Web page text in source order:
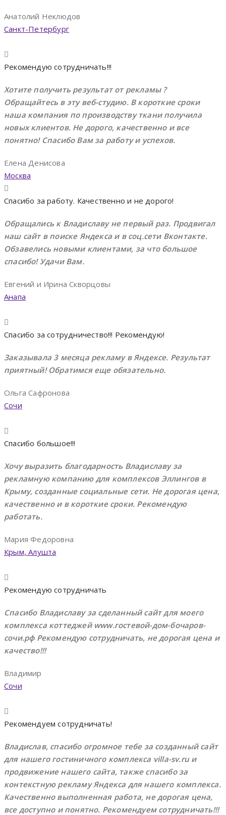
Анатолий Неклюдов
Санкт-Петербург
Рекомендую сотрудничать!!!
Хотите получить результат от рекламы ?
Обращайтесь в эту веб-студию. В короткие сроки
наша компания по производству ткани получила
новых клиентов. Не дорого, качественно и все
понятно! Спасибо Вам за работу и успехов.
Елена Денисова
Москва
Cпасибо за работу. Качественно и не дорого!
Обращались к Владиславу не первый раз. Продвигал
наш сайт в поиске Яндекса и в соц.сети Вконтакте.
Обзавелись новыми клиентами, за что большое
спасибо! Удачи Вам.
Евгений и Ирина Скворцовы
Анапа
Спасибо за сотрудничество!!! Рекомендую!
Заказывала 3 месяца рекламу в Яндексе. Результат
приятный! Обратимся еще обязательно.
Ольга Сафронова
Сочи
Спасибо большое!!!
Хочу выразить благодарность Владиславу за
рекламную компанию для комплексов Эллингов в
Крыму, созданные социальные сети. Не дорогая цена,
качественно и в короткие сроки. Рекомендую
работать.
Мария Федоровна
Крым, Алушта
Рекомендую сотрудничать
Спасибо Владиславу за сделанный сайт для моего
комплекса коттеджей www.гостевой-дом-бочаров-
сочи.рф Рекомендую сотрудничать, не дорогая цена и
качество!!!
Владимир
Сочи
Рекомендуем сотрудничать!
Владислав, спасибо огромное тебе за созданный сайт
для нашего гостиничного комплекса villa-sv.ru и
продвижение нашего сайта, также спасибо за
контекстную рекламу Яндекса для нашего комплекса.
Качественно выполненная работа, не дорогая цена,
все доступно и понятно. Рекомендуем сотрудничать!!!